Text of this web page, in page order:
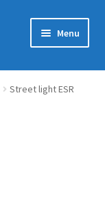
Menu
Street light ESR